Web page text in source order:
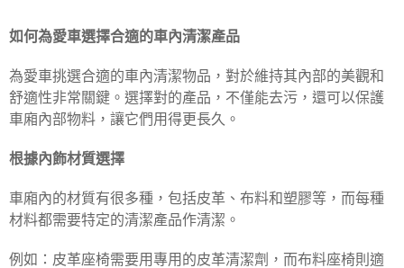
如何為愛車選擇合適的車內清潔產品
為愛車挑選合適的車內清潔物品，對於維持其內部的美觀和
舒適性非常關鍵。選擇對的產品，不僅能去污，還可以保護
車廂內部物料，讓它們用得更長久。
根據內飾材質選擇
車廂內的材質有很多種，包括皮革、布料和塑膠等，而每種
材料都需要特定的清潔產品作清潔。
例如：皮革座椅需要用專用的皮革清潔劑，而布料座椅則適